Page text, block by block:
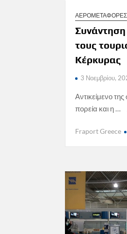
ΑΕΡΟΜΕΤΑΦΟΡΕΣ
τους
Κέρκυρας
3 Νοεμβρίου,
Αντικείμενο
πορεία και η …
Fraport Greece